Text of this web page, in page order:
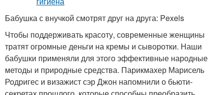
Бабушка с внучкой смотрят друг на друга: Pexels
Чтобы поддерживать красоту, современные женщины
тратят огромные деньги на кремы и сыворотки. Наши
бабушки применяли для этого эффективные народные
методы и природные средства. Парикмахер Марисель
Родригес и визажист сэр Джон напомнили о бьюти-